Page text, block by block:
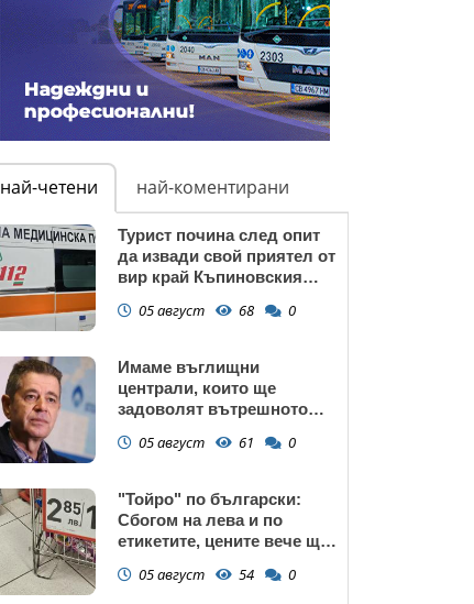
най-четени най-коментирани
Турист почина след опит
да извади свой приятел от
вир край Къпиновския
05 август 68 0
Имаме въглищни
централи, които ще
задоволят вътрешното
05 август 61 0
"Тойро" по български:
Сбогом на лева и по
етикетите, цените вече ще
05 август 54 0